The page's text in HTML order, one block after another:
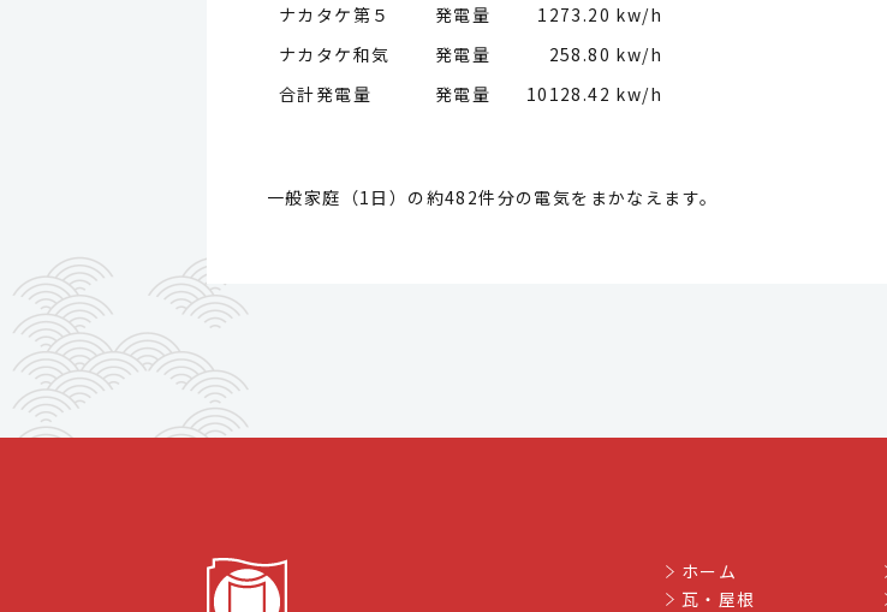
ナカタケ第５ 発電量
1273.20 kw/h
ナカタケ和気 発電量
258.80 kw/h
合計発電量 発電量
10128.42 kw/h
一般家庭（1日）の約482件分の電気をまかなえます。
ホーム
瓦・屋根